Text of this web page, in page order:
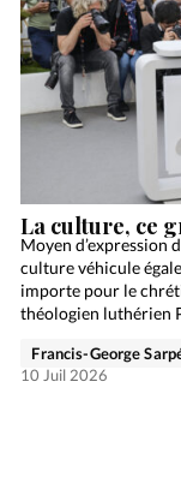
La culture, ce
Moyen d’expression
culture véhicule
importe pour le
théologien luthérien
Francis-George
10 Juil 2026